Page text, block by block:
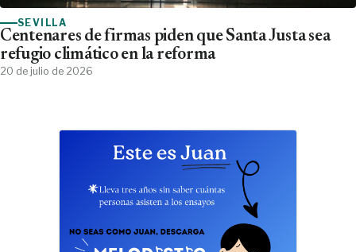
SEVILLA
Centenares de firmas piden que Santa Justa sea
refugio climático en la reforma
20 de julio de 2026